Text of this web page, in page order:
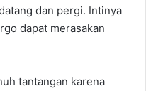
dan pergi. Intinya
dapat merasakan
tantangan karena